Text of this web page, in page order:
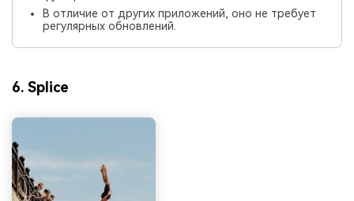
В отличие от других приложений, оно не требует
регулярных обновлений.
6. Splice